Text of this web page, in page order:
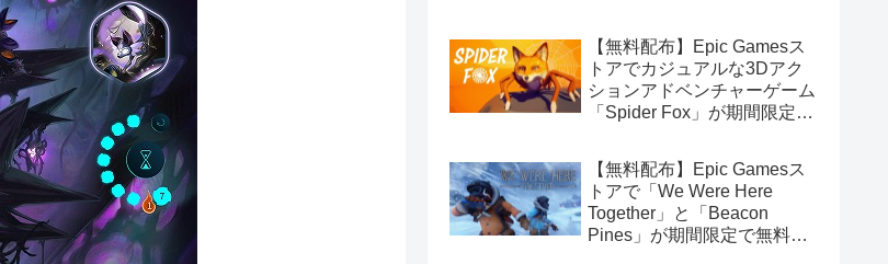
Connect版）
【無料配布】Epic Gamesス
トアでカジュアルな3Dアク
ションアドベンチャーゲーム
「Spider Fox」が期間限定で
【無料配布】Epic Gamesス
トアで「We Were Here
Together」と「Beacon
Pines」が期間限定で無料配